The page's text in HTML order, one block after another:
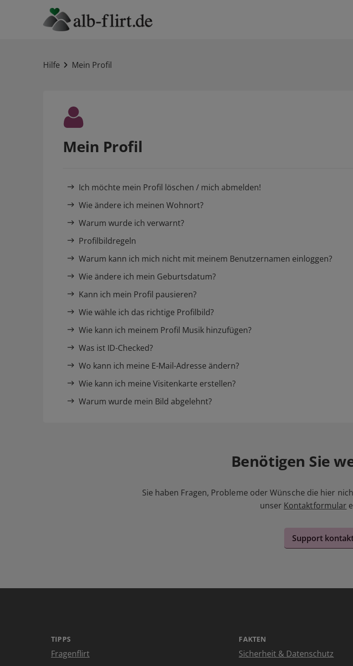
Hilfe Mein Profil
Mein Profil
Ich möchte mein Profil löschen / mich abmelden!
Wie ändere ich meinen Wohnort?
Warum wurde ich verwarnt?
Profilbildregeln
Warum kann ich mich nicht mit meinem Benutzernamen einloggen?
Wie ändere ich mein Geburtsdatum?
Kann ich mein Profil pausieren?
Wie wähle ich das richtige Profilbild?
Wie kann ich meinem Profil Musik hinzufügen?
Was ist ID-Checked?
Wo kann ich meine E-Mail-Adresse ändern?
Wie kann ich meine Visitenkarte erstellen?
Warum wurde mein Bild abgelehnt?
Benötigen Sie
Sie haben Fragen, Probleme oder Wünsche die hier
unser Kontaktformular
Support
TIPPS
Fragenflirt
FAKTEN
Sicherheit & Datenschutz